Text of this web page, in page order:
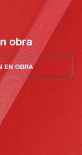
obra
EN OBRA